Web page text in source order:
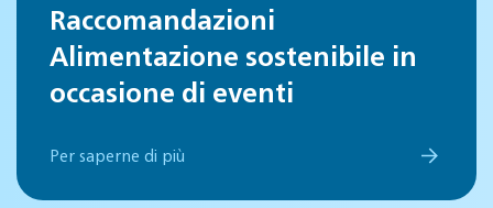
Raccomandazioni
Alimentazione sostenibile in
occasione di eventi
Per saperne di più